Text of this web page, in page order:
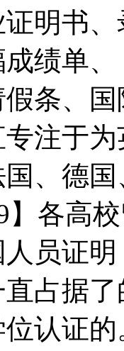
明书
绩单
条、
注于为
、德
】各高
员证
占据
认证